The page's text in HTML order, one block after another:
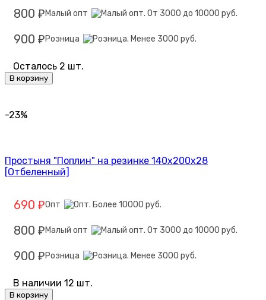
800 ₽ Малый опт
900 ₽ Розница
Осталось 2 шт.
В корзину
-23%
Простыня "Поплин" на резинке 140х200х28
[Отбеленный]
690 ₽Опт
800 ₽ Малый опт
900 ₽ Розница
В наличии 12 шт.
В корзину